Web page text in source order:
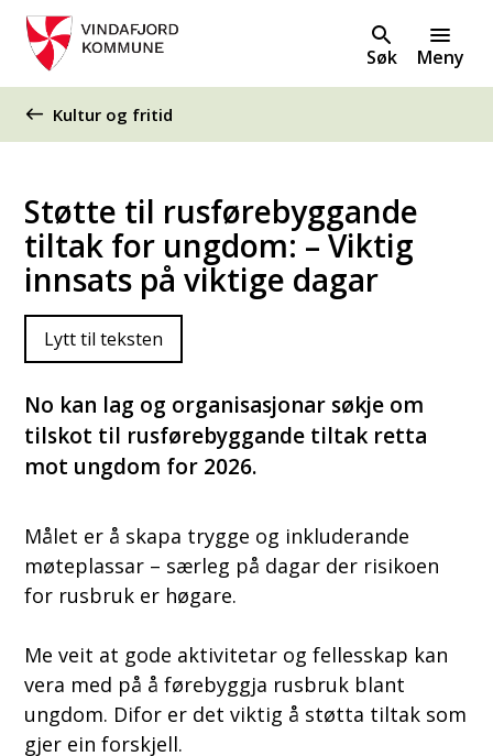
Søk Meny
Du er her:
Kultur og fritid
Støtte til rusførebyggande
tiltak for ungdom: – Viktig
innsats på viktige dagar
Lytt til teksten
No kan lag og organisasjonar søkje om
tilskot til rusførebyggande tiltak retta
mot ungdom for 2026.
Målet er å skapa trygge og inkluderande
møteplassar – særleg på dagar der risikoen
for rusbruk er høgare.
Me veit at gode aktivitetar og fellesskap kan
vera med på å førebyggja rusbruk blant
ungdom. Difor er det viktig å støtta tiltak som
gjer ein forskjell.